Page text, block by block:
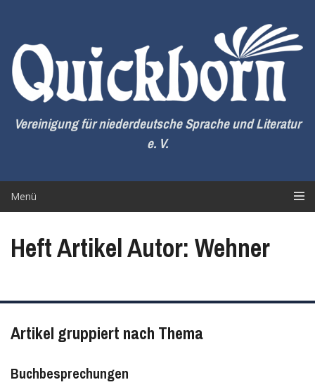
springen
Vereinigung für niederdeutsche Sprache und Literatur
e. V.
Menü
Heft Artikel Autor: Wehner
Artikel gruppiert nach Thema
Buchbesprechungen